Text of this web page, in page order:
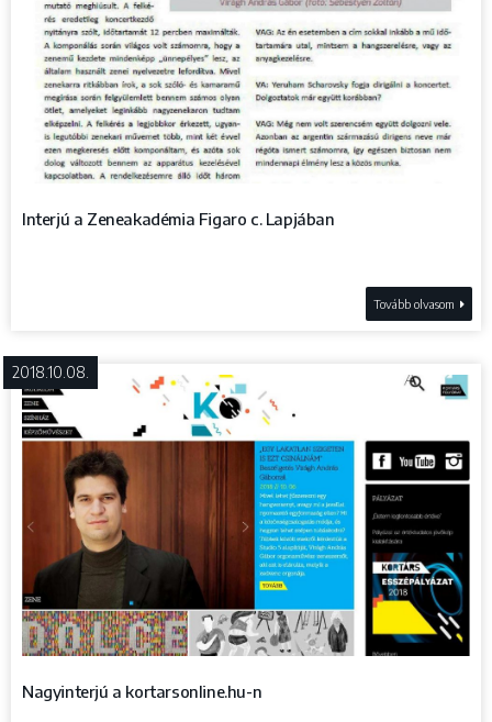
Interjú a Zeneakadémia Figaro c. Lapjában
Tovább olvasom
2018.10.08.
Nagyinterjú a kortarsonline.hu-n